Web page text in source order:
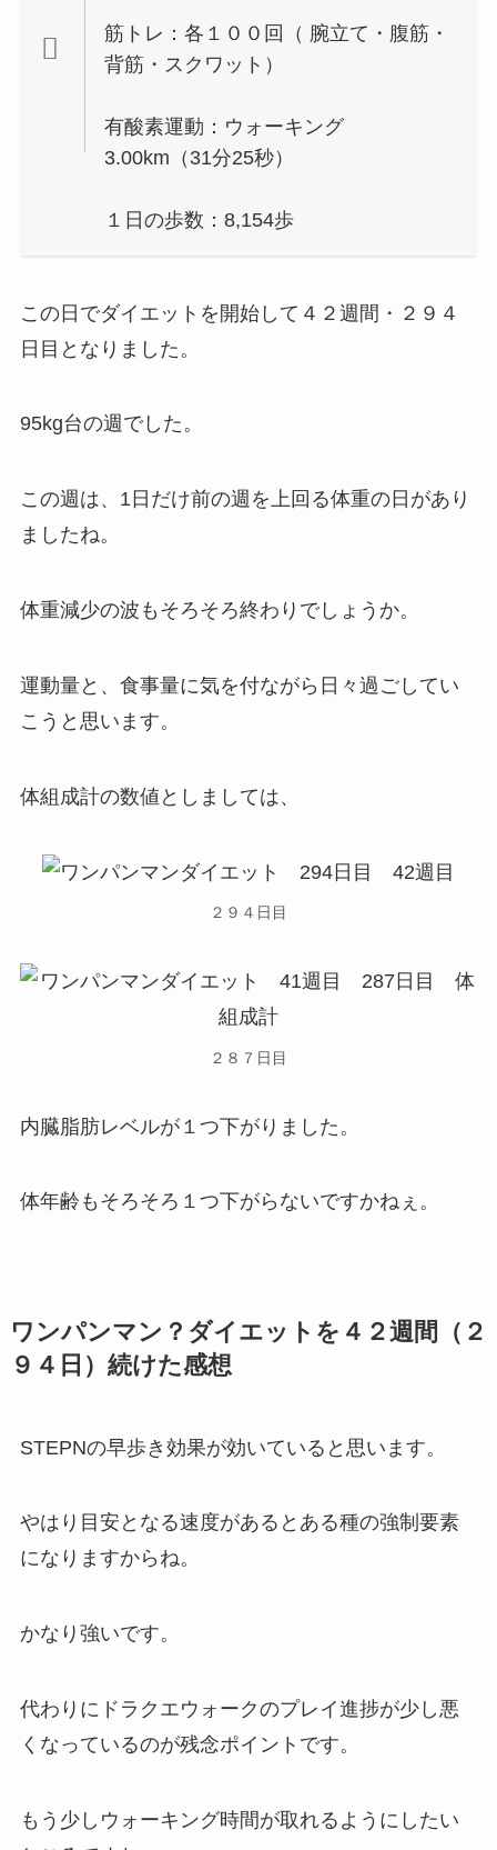
筋トレ：各１００回（ 腕立て・腹筋・
背筋・スクワット）
有酸素運動：ウォーキング
3.00km（31分25秒）
１日の歩数：8,154歩
この日でダイエットを開始して４２週間・２９４
日目となりました。
95kg台の週でした。
この週は、1日だけ前の週を上回る体重の日があり
ましたね。
体重減少の波もそろそろ終わりでしょうか。
運動量と、食事量に気を付ながら日々過ごしてい
こうと思います。
体組成計の数値としましては、
２９４日目
２８７日目
内臓脂肪レベルが１つ下がりました。
体年齢もそろそろ１つ下がらないですかねぇ。
ワンパンマン？ダイエットを４２週間（２
９４日）続けた感想
STEPNの早歩き効果が効いていると思います。
やはり目安となる速度があるとある種の強制要素
になりますからね。
かなり強いです。
代わりにドラクエウォークのプレイ進捗が少し悪
くなっているのが残念ポイントです。
もう少しウォーキング時間が取れるようにしたい